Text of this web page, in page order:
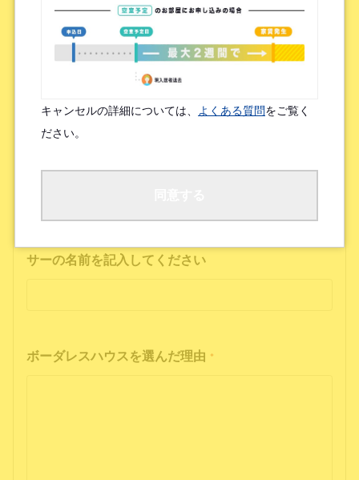
検索エンジン（Google／Yahoo! など）
広告を見て（Google広告／SNS広告 など）
物件ポータルサイト
ブログやWeb記事を読んで
友人/知人からの口コミ
所属先からの紹介
SNSインフルエンサーの投稿を見た
サーの名前を記入してください
ボーダレスハウスを選んだ理由 *
キャンセルの詳細については、 よくある質問をご覧く
ださい。